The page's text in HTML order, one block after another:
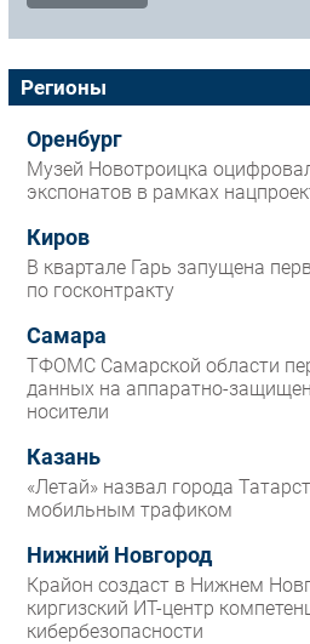
Инновации
CIO/Управление ИТ
Гаджеты
Здоровье
РАЗДЕЛЫ
Новости
Интервью
Мероприятия
Проекты
IT класс
Тестовый стенд
Каталог компаний
Регионы
Оренбург
Музей Новотроицка
экспонатов в рамках
Киров
В квартале Гарь запущена
по госконтракту
Самара
ТФОМС Самарской области
данных на аппаратно-
носители
Казань
«Летай» назвал города
мобильным трафиком
Нижний Новгород
Крайон создаст в Нижнем
киргизский ИТ-центр
кибербезопасности